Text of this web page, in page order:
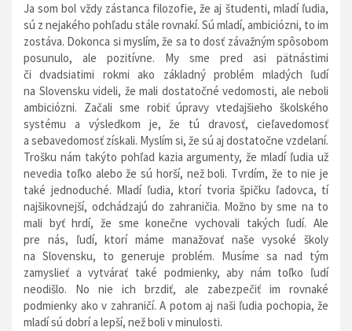
Ja som bol vždy zástanca filozofie, že aj študenti, mladí ľudia,
sú z nejakého pohľadu stále rovnakí. Sú mladí, ambiciózni, to im
zostáva. Dokonca si myslím, že sa to dosť závažným spôsobom
posunulo, ale pozitívne. My sme pred asi pätnástimi
či dvadsiatimi rokmi ako základný problém mladých ľudí
na Slovensku videli, že mali dostatočné vedomosti, ale neboli
ambiciózni. Začali sme robiť úpravy vtedajšieho školského
systému a výsledkom je, že tú dravosť, cieľavedomosť
a sebavedomosť získali. Myslím si, že sú aj dostatočne vzdelaní.
Trošku nám takýto pohľad kazia argumenty, že mladí ľudia už
nevedia toľko alebo že sú horší, než boli. Tvrdím, že to nie je
také jednoduché. Mladí ľudia, ktorí tvoria špičku ľadovca, tí
najšikovnejší, odchádzajú do zahraničia. Možno by sme na to
mali byť hrdí, že sme konečne vychovali takých ľudí. Ale
pre nás, ľudí, ktorí máme manažovať naše vysoké školy
na Slovensku, to generuje problém. Musíme sa nad tým
zamyslieť a vytvárať také podmienky, aby nám toľko ľudí
neodišlo. No nie ich brzdiť, ale zabezpečiť im rovnaké
podmienky ako v zahraničí. A potom aj naši ľudia pochopia, že
mladí sú dobrí a lepší, než boli v minulosti.